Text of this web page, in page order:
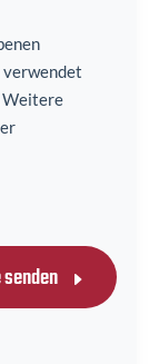
verwendet
Weitere